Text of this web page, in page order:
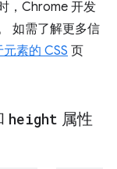
，Chrome 开发
如需了解更多信
素的 CSS 页
height 属性